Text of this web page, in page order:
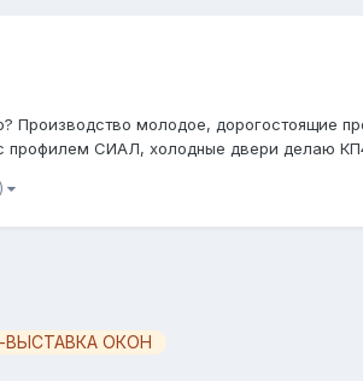
Производство молодое, дорогостоящие
профилем СИАЛ, холодные двери делаю
ОКОН